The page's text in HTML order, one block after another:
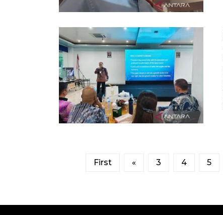
First « 3 4 5